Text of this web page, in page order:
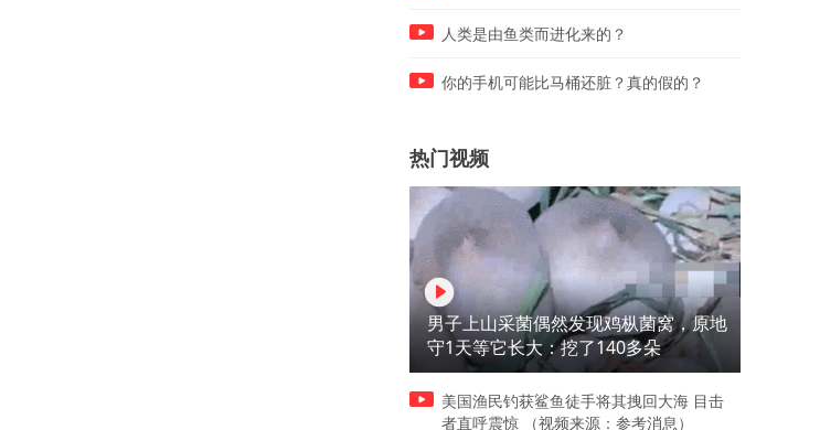
人类是由鱼类而进化来的？
你的手机可能比马桶还脏？真的假的？
热门视频
男子上山采菌偶然发现鸡枞菌窝，原地
守1天等它长大：挖了140多朵
美国渔民钓获鲨鱼徒手将其拽回大海 目击
者直呼震惊 （视频来源：参考消息）